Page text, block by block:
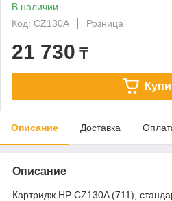
В наличии
Код: CZ130A
Розница
21 730 ₸
Описание Доставка
Описание
Картридж HP CZ130A (711),